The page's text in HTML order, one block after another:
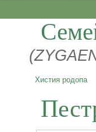
Хистия родопа